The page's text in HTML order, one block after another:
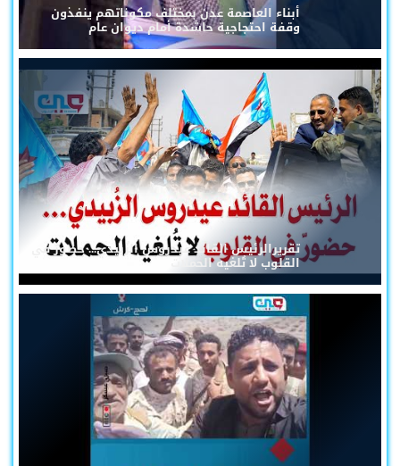
أبناء العاصمة عدن بمختلف مكوناتهم ينفذون
وقفة احتجاجية حاشدة أمام ديوان عام
تقريرالرئيس القائد عيدروس الزُبيدي... حضورٌ في
القلوب لا تُلغيه الحملات